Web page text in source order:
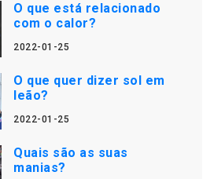
O que está relacionado
com o calor?
2022-01-25
O que quer dizer sol em
leão?
2022-01-25
Quais são as suas
manias?